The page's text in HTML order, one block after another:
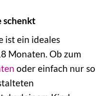
schenkt
ist ein ideales
Monaten. Ob zum
oder einfach nur so